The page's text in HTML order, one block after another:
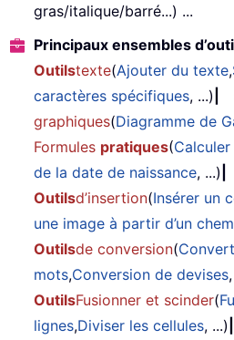
gras/italique/barré...) ...
Principaux ensembles
Outilstexte(Ajouter du texte,
caractères spécifiques, ...)
graphiques(Diagramme de
Formules pratiques(
de la date de naissance, ...)
Outilsd’insertion(Insérer un
une image à partir d’un
Outilsde conversion(
mots,Conversion de devises
OutilsFusionner et scinder(
lignes,Diviser les cellules, ...)